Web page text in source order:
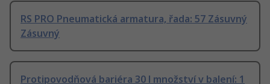
RS PRO Pneumatická armatura, řada: 57 Zásuvný
Zásuvný
Protipovodňová bariéra 30 l množství v balení: 1